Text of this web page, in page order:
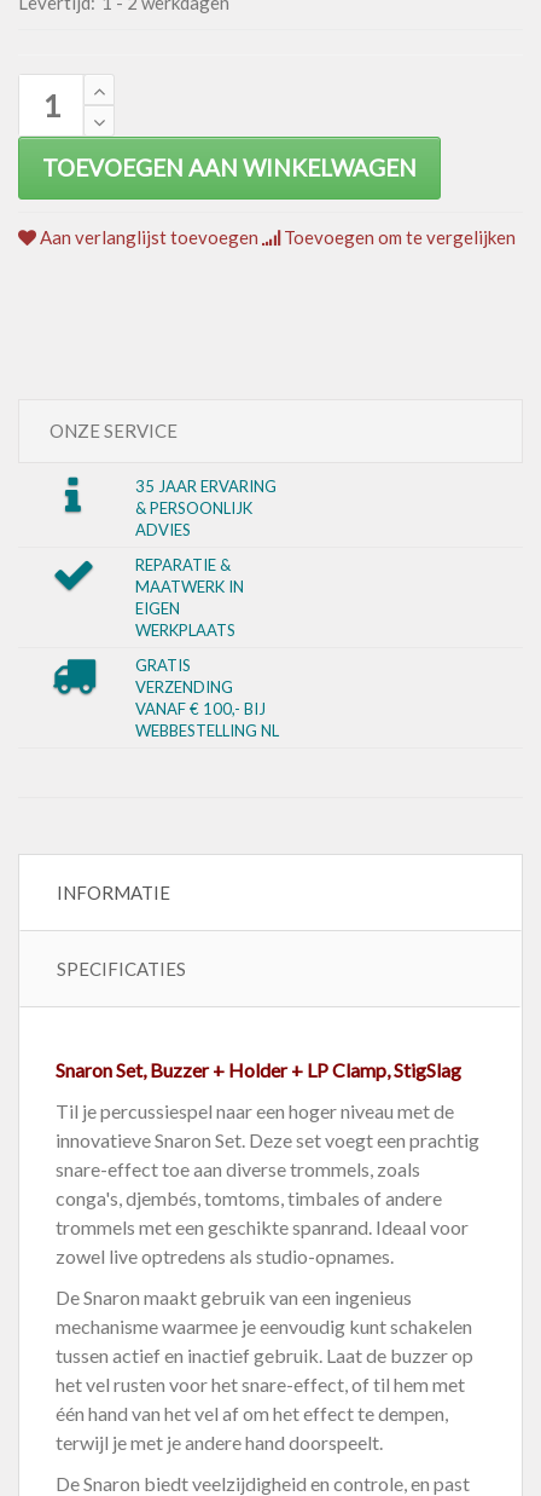
TOEVOEGEN AAN WINKELWAGEN
Aan verlanglijst toevoegen Toevoegen om te vergelijken
ONZE SERVICE
35 JAAR ERVARING
& PERSOONLIJK
ADVIES
REPARATIE &
MAATWERK IN
EIGEN
WERKPLAATS
GRATIS
VERZENDING
VANAF € 100,- BIJ
WEBBESTELLING NL
INFORMATIE
SPECIFICATIES
Snaron Set, Buzzer + Holder + LP Clamp, StigSlag
Til je percussiespel naar een hoger niveau met de
innovatieve Snaron Set. Deze set voegt een prachtig
snare-effect toe aan diverse trommels, zoals
conga's, djembés, tomtoms, timbales of andere
trommels met een geschikte spanrand. Ideaal voor
zowel live optredens als studio-opnames.
De Snaron maakt gebruik van een ingenieus
mechanisme waarmee je eenvoudig kunt schakelen
tussen actief en inactief gebruik. Laat de buzzer op
het vel rusten voor het snare-effect, of til hem met
één hand van het vel af om het effect te dempen,
terwijl je met je andere hand doorspeelt.
De Snaron biedt veelzijdigheid en controle, en past